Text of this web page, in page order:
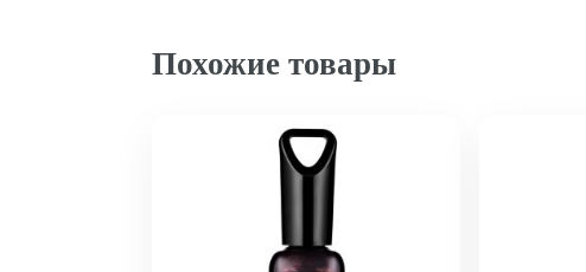
Похожие товары